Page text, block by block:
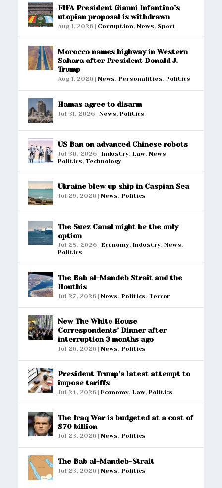
FIFA President Gianni Infantino’s
utopian proposal is withdrawn
Aug 1, 2026 | Corruption,News, Sport
Morocco names highway in Western
Sahara after President Donald J.
Trump
Aug 1, 2026 |News,Personalities,Politics
Hamas agree to disarm
Jul 31, 2026 |News,Politics
US Ban on advanced Chinese robots
Jul 30, 2026 |Industry,Law,News,
Politics,Technology
Ukraine blew up ship in Caspian Sea
Jul 29, 2026 |News,Politics
The Suez Canal might be the only
option
Jul 28, 2026 |Economy,Industry,News,
Politics
The Bab al-Mandeb Strait and the
Houthis
Jul 27, 2026 |News,Politics,Terror
New The White House
Correspondents’ Dinner after
interruption 3 months ago
Jul 26, 2026 |News,Politics
President Trump’s latest attempt to
impose tariffs
Jul 24, 2026 |Economy,Law,Politics
The Iraq War is budgeted at a cost of
$70 billion
Jul 23, 2026 |News,Politics
The Bab al-Mandeb-Strait
Jul 23, 2026 |News,Politics